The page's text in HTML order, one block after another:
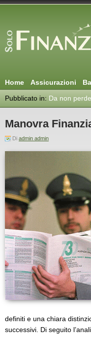
Home Assicurazioni
Pubblicato in: Da non
Manovra
Di admin admin
definiti e una chiara
successivi. Di seguito